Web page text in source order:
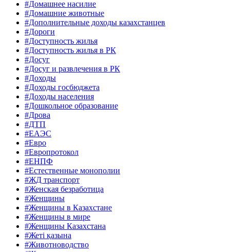
#Домашнее насилие
#Домашние животные
#Дополнительные доходы казахстанцев
#Дороги
#Доступность жилья
#Доступность жилья в РК
#Досуг
#Досуг и развлечения в РК
#Доходы
#Доходы госбюджета
#Доходы населения
#Дошкольное образование
#Дрова
#ДТП
#ЕАЭС
#Евро
#Европротокол
#ЕНПФ
#Естественные монополии
#ЖД транспорт
#Женская безработица
#Женщины
#Женщины в Казахстане
#Женщины в мире
#Женщины Казахстана
#Жеті қазына
#Животноводство